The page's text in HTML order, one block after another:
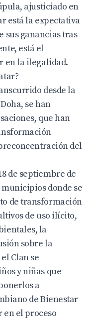
ajusticiado en
está la expectativa
sus ganancias tras
está el
en la ilegalidad.
desde la
se han
que han
del
de septiembre de
municipios donde se
de transformación
de uso ilícito,
la
sobre la
Clan se
y niñas que
a
de Bienestar
en el proceso